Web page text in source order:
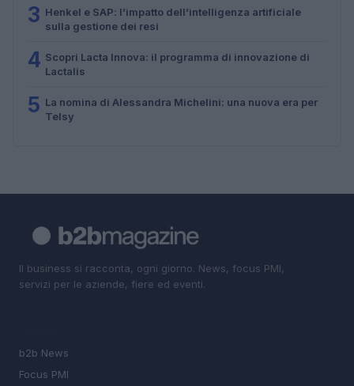
3 Henkel e SAP: l’impatto dell’intelligenza artificiale
sulla gestione dei resi
4 Scopri Lacta Innova: il programma di innovazione di
Lactalis
5 La nomina di Alessandra Michelini: una nuova era per
Telsy
Il business si racconta, ogni giorno. News, focus PMI,
servizi per le aziende, fiere ed eventi.
b2b News
Focus PMI